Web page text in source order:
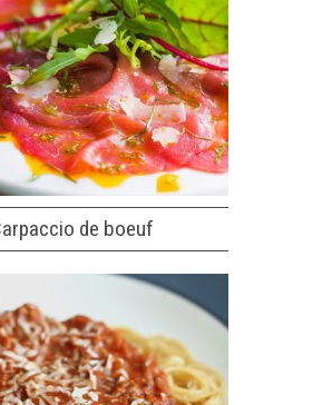
de boeuf